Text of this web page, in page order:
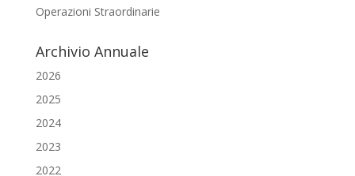
Operazioni Straordinarie
Archivio Annuale
2026
2025
2024
2023
2022